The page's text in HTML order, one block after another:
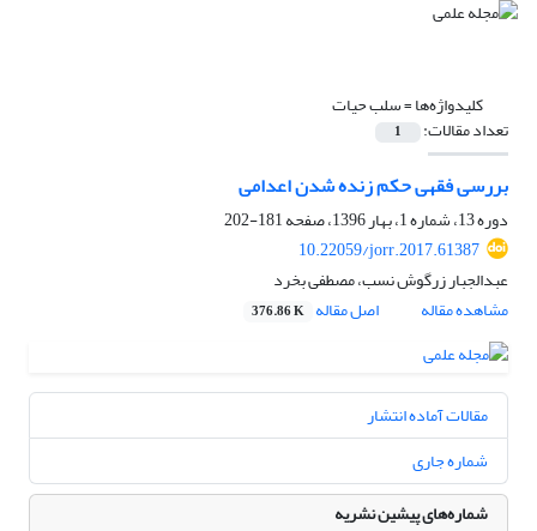
کلیدواژه‌ها =سلب حیات
تعداد مقالات: 1
بررسی فقهی حکم زنده شدن اعدامی
دوره 13، شماره 1، بهار 1396، صفحه
181-202
10.22059/jorr.2017.61387
عبدالجبار زرگوش نسب، مصطفی بخرد
مشاهده مقاله
اصل مقاله 376.86 K
مقالات آماده انتشار
شماره جاری
شماره‌های پیشین نشریه